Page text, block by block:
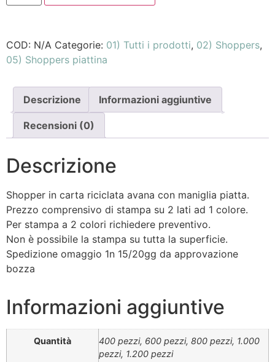
COD: N/A Categorie: 01) Tutti i prodotti, 02) Shoppers,
05) Shoppers piattina
Descrizione Informazioni aggiuntive
Recensioni (0)
Descrizione
Shopper in carta riciclata avana con maniglia piatta.
Prezzo comprensivo di stampa su 2 lati ad 1 colore.
Per stampa a 2 colori richiedere preventivo.
Non è possibile la stampa su tutta la superficie.
Spedizione omaggio 1n 15/20gg da approvazione
bozza
Informazioni aggiuntive
Quantità
400 pezzi, 600 pezzi, 800 pezzi, 1.000
pezzi, 1.200 pezzi